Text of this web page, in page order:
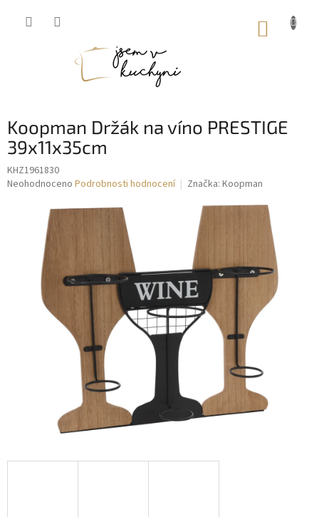
Koopman Držák na víno PRESTIGE
39x11x35cm
KHZ1961830
Průměrné
hvězdiček.
Neohodnoceno Podrobnosti hodnocení Značka: Koopman